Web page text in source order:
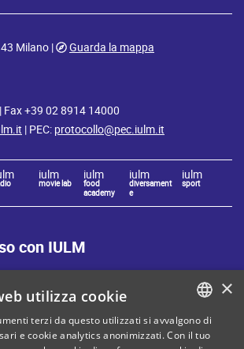
Milano |
Guarda la mappa
Fax +39 02 8914 14000
| PEC: protocollo@pec.iulm.it
iulm
movie lab
iulm
food
academy
iulm
diversament
e
iulm
sport
con IULM
ITALIAN
×
utilizza cookie
terzi da questo utilizzati si avvalgono di
e cookie analytics anonimizzati. Con il tuo